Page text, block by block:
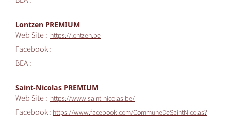
Lontzen PREMIUM
Web Site : https://lontzen.be
Facebook :
BEA :
Saint-Nicolas PREMIUM
Web Site : https://www.saint-nicolas.be/
Facebook :https://www.facebook.com/CommuneDeSaintNicolas?